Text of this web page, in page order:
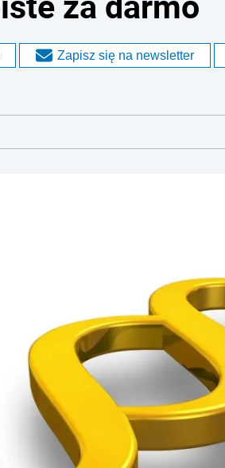
Zapisz się na newsletter